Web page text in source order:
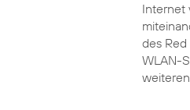
Internet
des
WLAN-